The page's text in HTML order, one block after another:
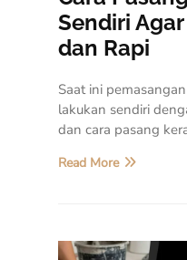
Sendiri
dan Rapi
Saat ini
lakukan sendiri
dan cara pasang
Read More